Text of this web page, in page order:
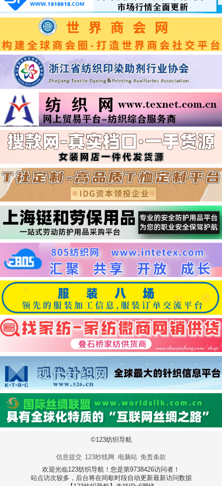
©123纺织导航
信息提交 123纱线网 电脑站 免责条款
欢迎光临123纺织导航！您是第9738426访问者！
站点访次较多，后台将在间歇时段自动更新最新访问数据